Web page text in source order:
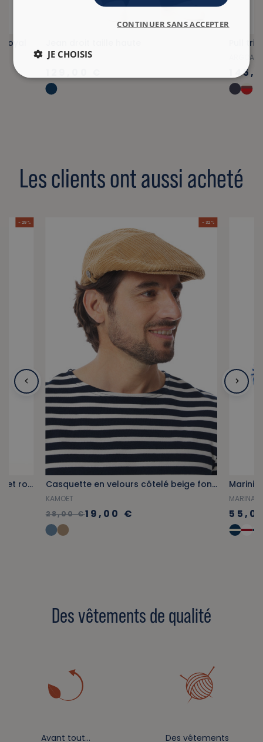
SOIZIC
Pull
ARGOAT
Les clients ont aussi acheté
- 29 %
Marinière femme bicolore marine et rouge
- 32 %
Casquette en velours côtelé beige foncé
KAMOET
28,00 €19,00 €
MARINA
Des vêtements de qualité
Avant tout… Des vêtements
CONTINUER SANS ACCEPTER
JE CHOISIS